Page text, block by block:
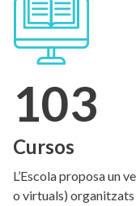
103
Cursos
L’Escola proposa un
o virtuals) organitzats